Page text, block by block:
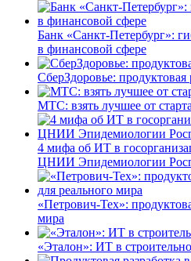
Банк «Санкт-Петербург»:
в финансовой сфере
СберЗдоровье: продуктовая
МТС: взять лучшее от
4 мифа об ИТ в
ЦНИИ Эпидемиологии
«Петрович-Тех»:
мира
«Эталон»: ИТ в